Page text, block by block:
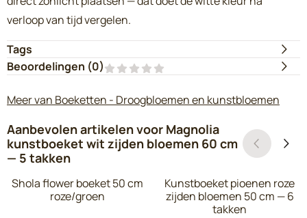
verloop van tijd vergelen.
Tags
Beoordelingen (0)
Meer van Boeketten - Droogbloemen en kunstbloemen
Aanbevolen artikelen voor Magnolia
kunstboeket wit zijden bloemen 60 cm
— 5 takken
Shola flower boeket 50 cm
roze/groen
Kunstboeket pioenen roze
zijden bloemen 50 cm — 6
takken